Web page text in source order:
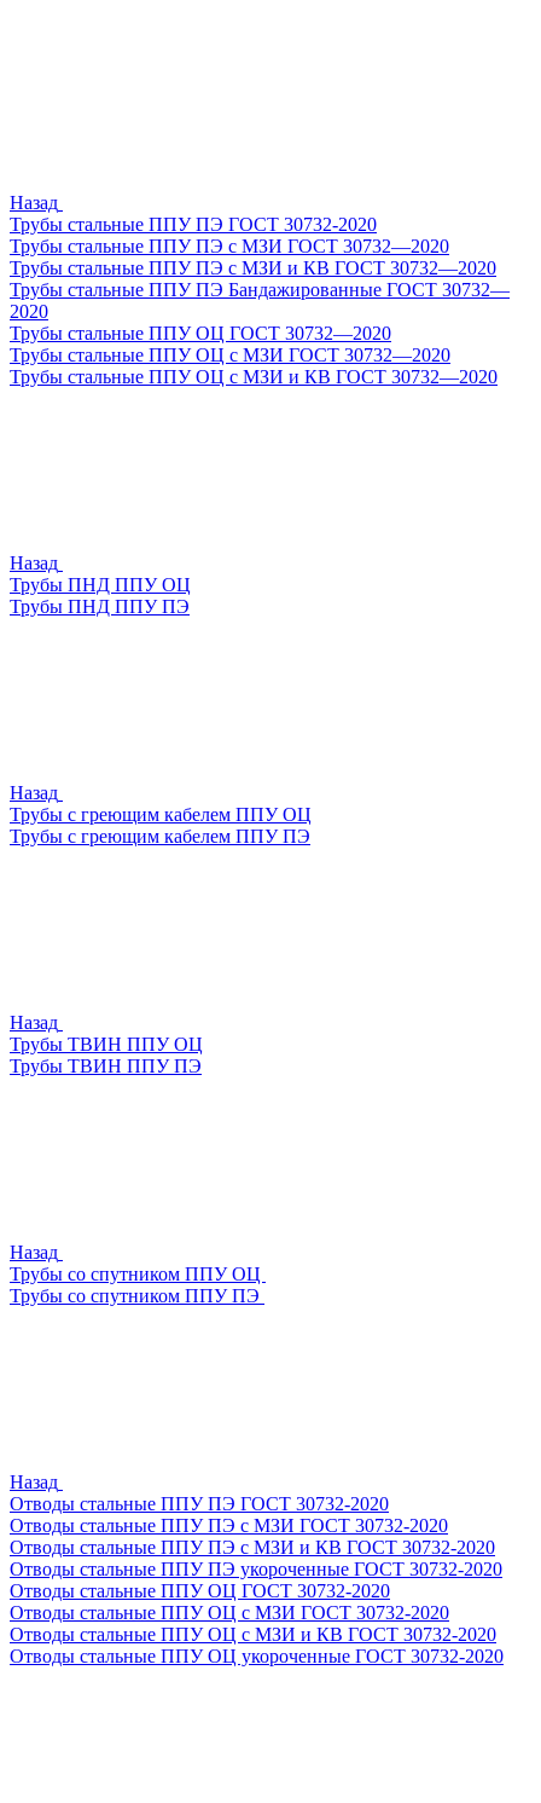
Назад
Трубы стальные ППУ ПЭ ГОСТ 30732-2020
Трубы стальные ППУ ПЭ с МЗИ ГОСТ 30732—2020
Трубы стальные ППУ ПЭ с МЗИ и КВ ГОСТ 30732—2020
Трубы стальные ППУ ПЭ Бандажированные ГОСТ 30732—
2020
Трубы стальные ППУ ОЦ ГОСТ 30732—2020
Трубы стальные ППУ ОЦ с МЗИ ГОСТ 30732—2020
Трубы стальные ППУ ОЦ с МЗИ и КВ ГОСТ 30732—2020
Назад
Трубы ПНД ППУ ОЦ
Трубы ПНД ППУ ПЭ
Назад
Трубы с греющим кабелем ППУ ОЦ
Трубы с греющим кабелем ППУ ПЭ
Назад
Трубы ТВИН ППУ ОЦ
Трубы ТВИН ППУ ПЭ
Назад
Трубы со спутником ППУ ОЦ
Трубы со спутником ППУ ПЭ
Назад
Отводы стальные ППУ ПЭ ГОСТ 30732-2020
Отводы стальные ППУ ПЭ с МЗИ ГОСТ 30732-2020
Отводы стальные ППУ ПЭ с МЗИ и КВ ГОСТ 30732-2020
Отводы стальные ППУ ПЭ укороченные ГОСТ 30732-2020
Отводы стальные ППУ ОЦ ГОСТ 30732-2020
Отводы стальные ППУ ОЦ с МЗИ ГОСТ 30732-2020
Отводы стальные ППУ ОЦ с МЗИ и КВ ГОСТ 30732-2020
Отводы стальные ППУ ОЦ укороченные ГОСТ 30732-2020